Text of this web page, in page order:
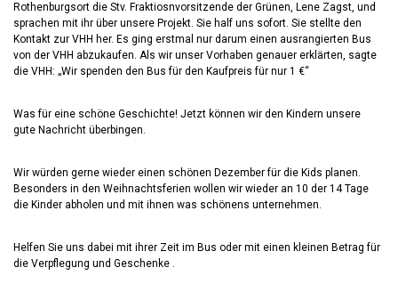
Rothenburgsort die Stv. Fraktiosnvorsitzende der Grünen, Lene Zagst, und
sprachen mit ihr über unsere Projekt. Sie half uns sofort. Sie stellte den
Kontakt zur VHH her. Es ging erstmal nur darum einen ausrangierten Bus
von der VHH abzukaufen. Als wir unser Vorhaben genauer erklärten, sagte
die VHH: „Wir spenden den Bus für den Kaufpreis für nur 1 €“
Was für eine schöne Geschichte! Jetzt können wir den Kindern unsere
gute Nachricht überbingen.
Wir würden gerne wieder einen schönen Dezember für die Kids planen.
Besonders in den Weihnachtsferien wollen wir wieder an 10 der 14 Tage
die Kinder abholen und mit ihnen was schönens unternehmen.
Helfen Sie uns dabei mit ihrer Zeit im Bus oder mit einen kleinen Betrag für
die Verpflegung und Geschenke .